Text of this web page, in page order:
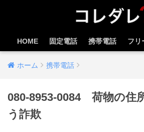
HOME 固定電話 携帯電話 フリ
ホーム 携帯電話
080-8953-0084 荷物の住
う詐欺